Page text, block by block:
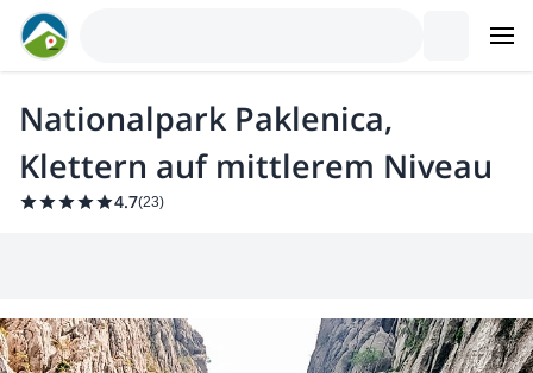
Nationalpark Paklenica,
Klettern auf mittlerem Niveau
4.7(23)